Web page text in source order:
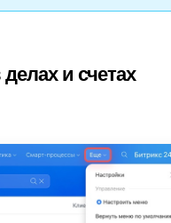
и счетах